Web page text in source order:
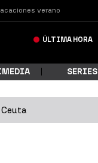
verano
ÚLTIMA HORA
SERIES